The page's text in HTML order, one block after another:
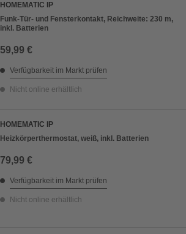
HOMEMATIC IP
Funk-Tür- und Fensterkontakt, Reichweite: 230 m,
inkl. Batterien
59,99 €
Verfügbarkeit im Markt prüfen
Nicht online erhältlich
HOMEMATIC IP
Heizkörperthermostat, weiß, inkl. Batterien
79,99 €
Verfügbarkeit im Markt prüfen
Nicht online erhältlich